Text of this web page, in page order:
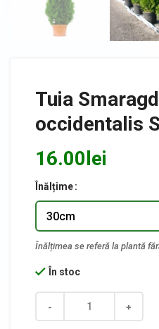
Tuia
occidentalis
16.00 lei
Înălțime
În stoc